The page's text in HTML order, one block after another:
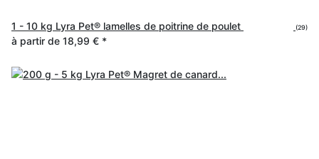
1 - 10 kg Lyra Pet® lamelles de poitrine de poulet (29)
à partir de 18,99 € *